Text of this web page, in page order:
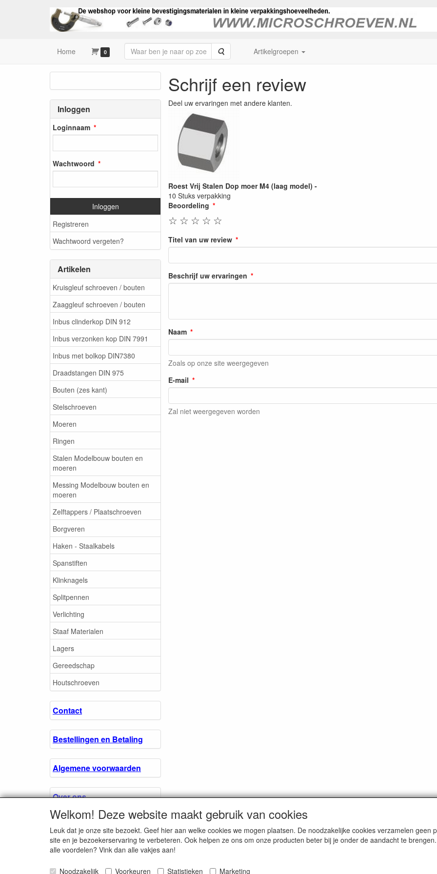
Home 0 Zoeken Artikelgroepen
Inloggen
Loginnaam
Wachtwoord
Inloggen
Registreren
Wachtwoord vergeten?
Artikelen
Kruisgleuf schroeven / bouten
Zaaggleuf schroeven / bouten
Inbus clinderkop DIN 912
Inbus verzonken kop DIN 7991
Inbus met bolkop DIN7380
Draadstangen DIN 975
Bouten (zes kant)
Stelschroeven
Moeren
Ringen
Stalen Modelbouw bouten en
moeren
Messing Modelbouw bouten en
moeren
Zelftappers / Plaatschroeven
Borgveren
Haken - Staalkabels
Spanstiften
Klinknagels
Splitpennen
Verlichting
Staaf Materialen
Lagers
Gereedschap
Houtschroeven
Contact
Bestellingen en Betaling
Algemene voorwaarden
Over ons.
Privacyverklaring
Schrijf een review
Deel uw ervaringen met andere klanten.
Roest Vrij Stalen Dop moer M4 (laag model) -
10 Stuks verpakking
Beoordeling
☆
☆
☆
☆
☆
Titel van uw review
Beschrijf uw ervaringen
Naam
Zoals op onze site weergegeven
E-mail
Zal niet weergegeven worden
Welkom! Deze website maakt gebruik van cookies
Leuk dat je onze site bezoekt. Geef hier aan welke cookies we mogen plaatsen. De noodzakelijke cookies verzamelen
site en je bezoekerservaring te verbeteren. Ook helpen ze ons om onze producten beter bij je onder de aandacht te
alle voordelen? Vink dan alle vakjes aan!
Noodzakelijk Voorkeuren Statistieken Marketing